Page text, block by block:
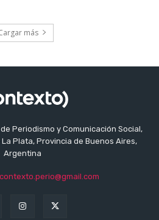
más
Periodismo y Comunicación Social,
Plata, Provincia de Buenos Aires,
Argentina
contexto.perio@gmail.com